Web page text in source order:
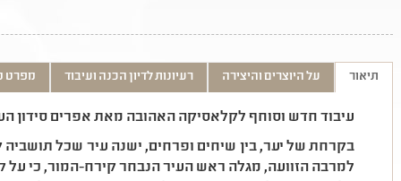
תיאור על היוצרים והיצירה רעיונות לדיון הכנה ועיבוד מפרט
עיבוד חדש וסוחף לקלאסיקה האהובה מאת אפרים סידון
בקרחת של יער, בין שיחים ופרחים, ישנה עיר שכל
למרבה הזוועה, מגלה ראש העיר הנבחר קירח-המור, כי